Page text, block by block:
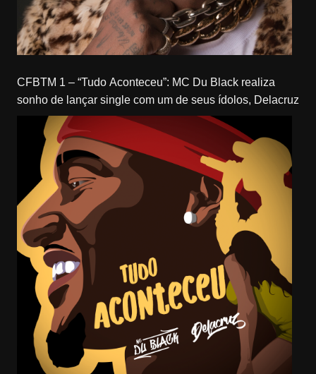
CFBTM 1 – “Tudo Aconteceu”: MC Du Black realiza
sonho de lançar single com um de seus ídolos, Delacruz